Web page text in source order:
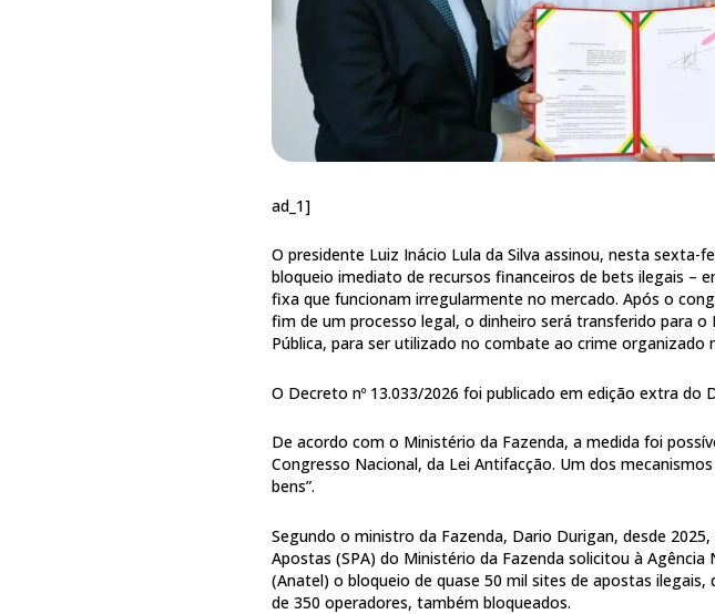
ad_1]
O presidente Luiz Inácio Lula da Silva assinou, nesta sexta-
bloqueio imediato de recursos financeiros de bets ilegais –
fixa que funcionam irregularmente no mercado. Após o
fim de um processo legal, o dinheiro será transferido para o
Pública, para ser utilizado no combate ao crime organizado
O Decreto nº 13.033/2026 foi publicado em edição extra do
De acordo com o Ministério da Fazenda, a medida foi
Congresso Nacional, da Lei Antifacção. Um dos
bens”.
Segundo o ministro da Fazenda, Dario Durigan, desde
Apostas (SPA) do Ministério da Fazenda solicitou à Agência
(Anatel) o bloqueio de quase 50 mil sites de apostas ilegais,
de 350 operadores, também bloqueados.